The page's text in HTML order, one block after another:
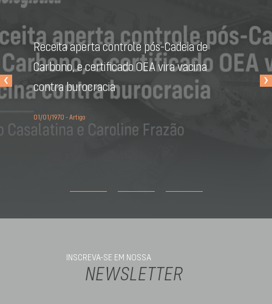
Receita aperta controle pós-Cadeia de
Carbono, e certificado OEA vira vacina
contra burocracia
01/01/1970 - Artigo
‹ ›
INSCREVA-SE EM NOSSA
NEWSLETTER